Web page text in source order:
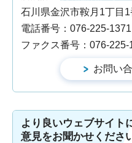
石川県金沢市鞍月1丁目
電話番号：076-225-1371
ファクス番号：076-225-
より良いウェブサイト
意見をお聞かせくださ